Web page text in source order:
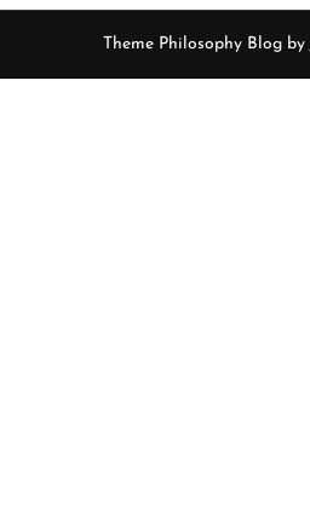
Theme Philosophy Blog by